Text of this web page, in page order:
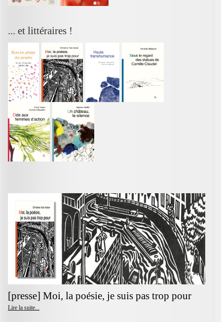
... et littéraires !
[presse] Moi, la poésie, je suis pas trop pour
Lire la suite...